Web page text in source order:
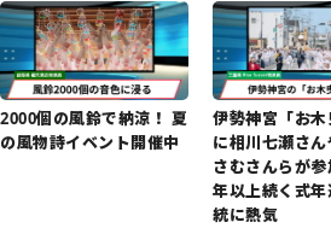
2000個の風鈴で納涼！ 夏
の風物詩イベント開催中
伊勢神宮「お木
に相川七瀬さ
さむさんらが
年以上続く式
統に熱気